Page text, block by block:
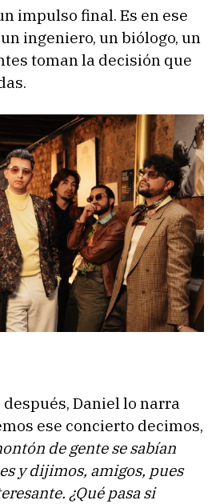
impulso final. Es en ese
ingeniero, un biólogo, un
toman la decisión que
Daniel lo narra
ese concierto decimos,
de gente se sabían
y dijimos, amigos, pues
¿Qué pasa si